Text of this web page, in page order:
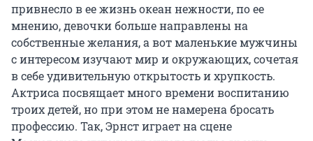
привнесло в ее жизнь океан нежности, по ее
мнению, девочки больше направлены на
собственные желания, а вот маленькие мужчины
с интересом изучают мир и окружающих, сочетая
в себе удивительную открытость и хрупкость.
Актриса посвящает много времени воспитанию
троих детей, но при этом не намерена бросать
профессию. Так, Эрнст играет на сцене